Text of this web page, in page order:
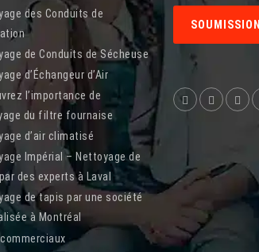
des Conduits de
de Conduits de Sécheuse
d’Échangeur d’Air
l’importance de
du filtre fournaise
d’air climatisé
Impérial – Nettoyage de
des experts à Laval
de tapis par une société
à Montréal
SOUMISSION